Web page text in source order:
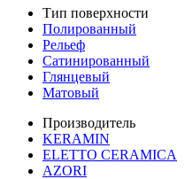
Тип поверхности
Полированный
Рельеф
Сатинированный
Глянцевый
Матовый
Производитель
KERAMIN
ELETTO CERAMICA
AZORI